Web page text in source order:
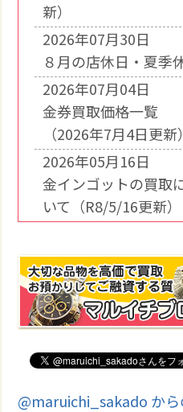
新）
2026年07月30日
８月の店休日・夏季
2026年07月04日
金券買取価格一覧
（2026年7月4日更新）
2026年05月16日
金インゴットの買取
いて（R8/5/16更新）
@maruichi_sakado から